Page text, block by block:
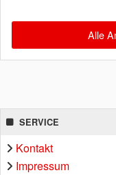
Alle
SERVICE
Kontakt
Impressum